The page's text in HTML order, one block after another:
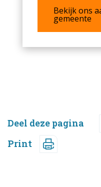
Bekijk ons
gemeente
Deel deze pagina
Print